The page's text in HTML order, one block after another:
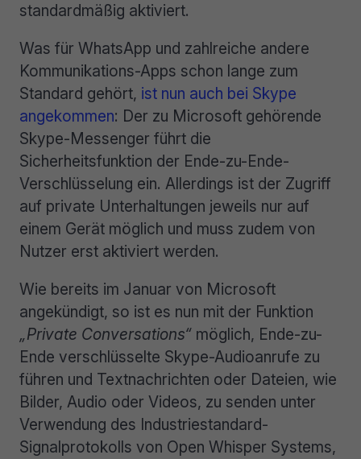
standardmäßig aktiviert.
Was für WhatsApp und zahlreiche andere
Kommunikations-Apps schon lange zum
Standard gehört, ist nun auch bei Skype
angekommen: Der zu Microsoft gehörende
Skype-Messenger führt die
Sicherheitsfunktion der Ende-zu-Ende-
Verschlüsselung ein. Allerdings ist der Zugriff
auf private Unterhaltungen jeweils nur auf
einem Gerät möglich und muss zudem von
Nutzer erst aktiviert werden.
Wie bereits im Januar von Microsoft
angekündigt, so ist es nun mit der Funktion
„Private Conversations“ möglich, Ende-zu-
Ende verschlüsselte Skype-Audioanrufe zu
führen und Textnachrichten oder Dateien, wie
Bilder, Audio oder Videos, zu senden unter
Verwendung des Industriestandard-
Signalprotokolls von Open Whisper Systems,